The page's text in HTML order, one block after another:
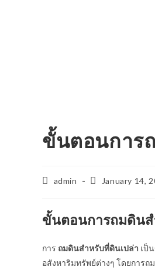
ขั้นตอนการ
Postadmin
PostJanuary 14,
ขั้นตอนการถมดิน
การ ถมดินสำหรับที่ดินเปล่า เป็
อสังหาริมทรัพย์ต่างๆ โดยการ